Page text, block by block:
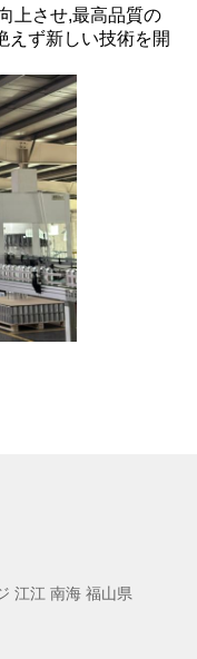
上させ,最高品質の
えず新しい技術を開
江江 南海 福山県